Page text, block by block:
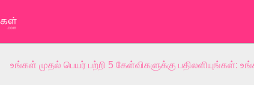
உங்கள் முதல் பெயர் பற்றி 5 கேள்விகளுக்கு பதிலளியுங்கள்: